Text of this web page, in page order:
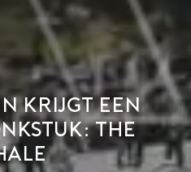
krijgt een
The